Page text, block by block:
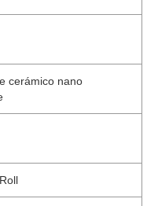
cerámico nano